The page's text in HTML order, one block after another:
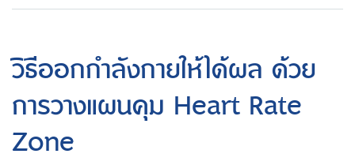
วิธีออกกำลังกายให้ได้ผล ด้วย
การวางแผนคุม Heart Rate
Zone